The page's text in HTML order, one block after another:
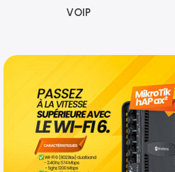
VOIP